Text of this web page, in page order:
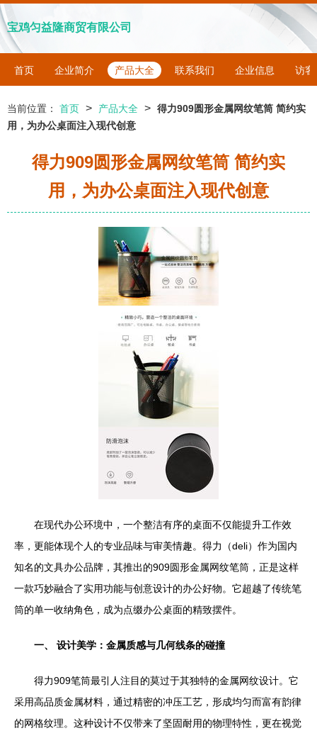
宝鸡匀益隆商贸有限公司
首页 企业简介 产品大全 联系我们 企业信息 访客
当前位置： 首页 > 产品大全 > 得力909圆形金属网纹笔筒 简约实
用，为办公桌面注入现代创意
得力909圆形金属网纹笔筒 简约实
用，为办公桌面注入现代创意
在现代办公环境中，一个整洁有序的桌面不仅能提升工作效
率，更能体现个人的专业品味与审美情趣。得力（deli）作为国内
知名的文具办公品牌，其推出的909圆形金属网纹笔筒，正是这样
一款巧妙融合了实用功能与创意设计的办公好物。它超越了传统笔
筒的单一收纳角色，成为点缀办公桌面的精致摆件。
一、 设计美学：金属质感与几何线条的碰撞
得力909笔筒最引人注目的莫过于其独特的金属网纹设计。它
采用高品质金属材料，通过精密的冲压工艺，形成均匀而富有韵律
的网格纹理。这种设计不仅带来了坚固耐用的物理特性，更在视觉